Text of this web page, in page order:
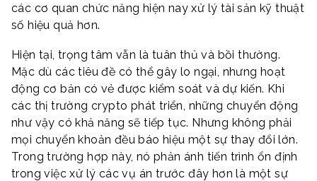
các cơ quan chức năng hiện nay xử lý tài sản kỹ thuật
số hiệu quả hơn.
Hiện tại, trọng tâm vẫn là tuân thủ và bồi thường.
Mặc dù các tiêu đề có thể gây lo ngại, nhưng hoạt
động cơ bản có vẻ được kiểm soát và dự kiến. Khi
các thị trường crypto phát triển, những chuyển động
như vậy có khả năng sẽ tiếp tục. Nhưng không phải
mọi chuyển khoản đều báo hiệu một sự thay đổi lớn.
Trong trường hợp này, nó phản ánh tiến trình ổn định
trong việc xử lý các vụ án trước đây hơn là một sự